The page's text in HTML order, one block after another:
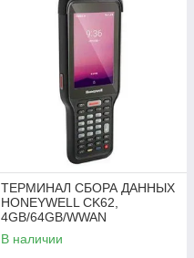
ТЕРМИНАЛ СБОРА ДАННЫХ
HONEYWELL CK62,
4GB/64GB/WWAN
В наличии